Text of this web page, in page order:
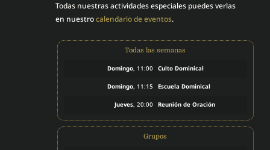
Todas nuestras actividades especiales puedes verlas
en nuestrocalendario de eventos.
Todas las semanas
Domingo, 11:00 Culto Dominical
Domingo, 11:15 Escuela Dominical
Jueves, 20:00 Reunión de Oración
Grupos